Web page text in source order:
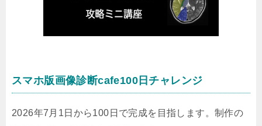
スマホ版画像診断cafe100日チャレンジ
2026年7月1日から100日で完成を目指します。制作の